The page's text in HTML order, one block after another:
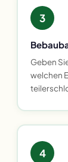
3
Geben
welchen
4